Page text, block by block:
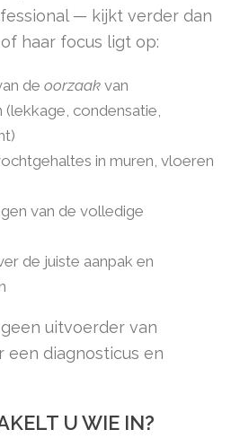
— kijkt verder dan
haar focus ligt op:
de oorzaakvan
condensatie,
in muren, vloeren
van de volledige
de juiste aanpak en
uitvoerder van
een diagnosticus en
U WIE IN?